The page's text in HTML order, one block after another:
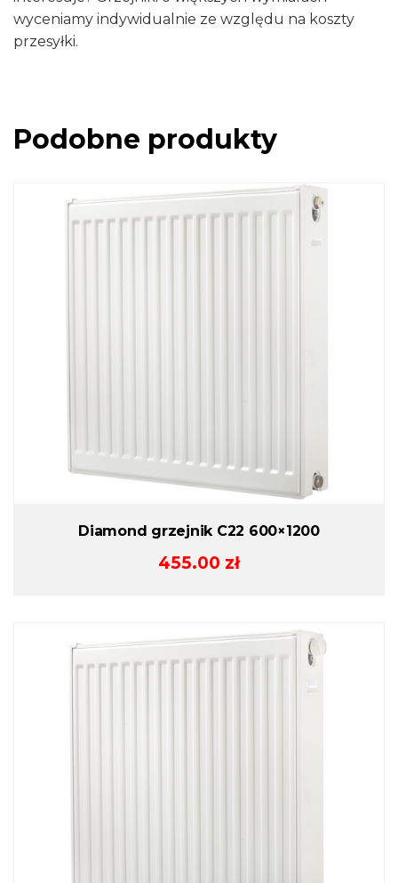
wyceniamy indywidualnie ze względu na koszty
przesyłki.
Podobne produkty
Diamond grzejnik C22 600×1200
455.00 zł